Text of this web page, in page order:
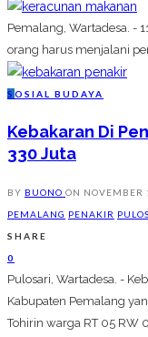
Pemalang, Wartadesa. -
orang harus menjalani
S OSIAL BUDAYA
Kebakaran Di
330 Juta
BY BUONO ON NOVEMBER
PEMALANG PENAKIR
SHARE
0
Pulosari, Wartadesa. -
Kabupaten Pemalang
Tohirin warga RT 05 RW